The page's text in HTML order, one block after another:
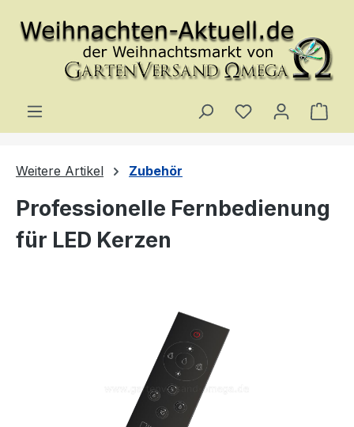
Zum Hauptinhalt springen
Du hast 0
Weitere Artikel Zubehör
Professionelle Fernbedienung
für LED Kerzen